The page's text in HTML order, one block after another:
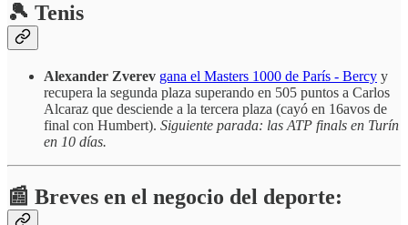
🎾 Tenis
Alexander Zverev gana el Masters 1000 de París - Bercy y
recupera la segunda plaza superando en 505 puntos a Carlos
Alcaraz que desciende a la tercera plaza (cayó en 16avos de
final con Humbert). Siguiente parada: las ATP finals en Turín
en 10 días.
📰 Breves en el negocio del deporte: